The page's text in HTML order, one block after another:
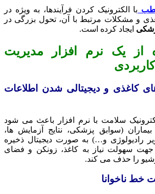
با الکترونیک کردن فرآیندها، به‌ ویژه در
و مشکلات مرتبط با آن، تحول بزرگی در
ایجاد کرده است.
از یک نرم افزار مدیریت
کاغذی و دیجیتالی شدن اطلاعات
سلامت با نرم افزار باعث می شود
(سوابق پزشکی، نتایج آزمایش‌ ها،
رادیولوژی و…) به‌ صورت دیجیتال ذخیره
جهت سهولت نیاز به کاغذ، زونکن و فضای
را حذف می ‌کند.